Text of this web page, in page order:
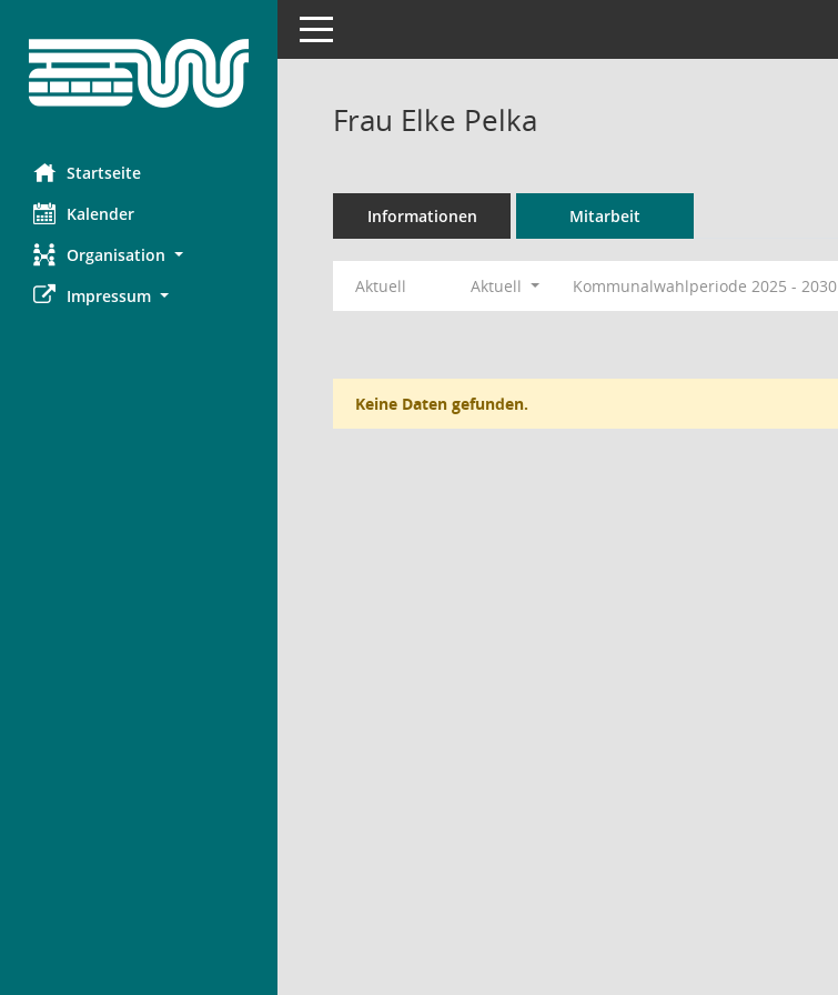
Startseite
Kalender
Organisation
Impressum
Toggle navigation
Frau Elke Pelka
Informationen Mitarbeit
Aktuell Aktuell Kommunalwahlperiode 2025 - 2030
Keine Daten gefunden.